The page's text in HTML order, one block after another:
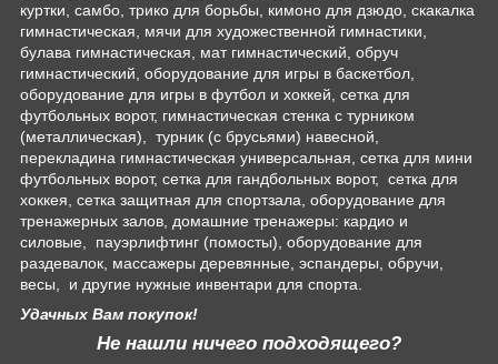
куртки, самбо, трико для борьбы, кимоно для дзюдо, скакалка
гимнастическая, мячи для художественной гимнастики,
булава гимнастическая, мат гимнастический, обруч
гимнастический, оборудование для игры в баскетбол,
оборудование для игры в футбол и хоккей, сетка для
футбольных ворот, гимнастическая стенка с турником
(металлическая), турник (с брусьями) навесной,
перекладина гимнастическая универсальная, сетка для мини
футбольных ворот, сетка для гандбольных ворот, сетка для
хоккея, сетка защитная для спортзала, оборудование для
тренажерных залов, домашние тренажеры: кардио и
силовые, пауэрлифтинг (помосты), оборудование для
раздевалок, массажеры деревянные, эспандеры, обручи,
весы, и другие нужные инвентари для спорта.
Удачных Вам покупок!
Не нашли ничего подходящего?